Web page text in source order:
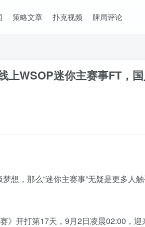
策略文章 扑克视频 牌局评论
上WSOP迷你主赛事FT，
想，那么“迷你主赛事”无疑是更多人
》开打第17天，9月2日凌晨02:00，